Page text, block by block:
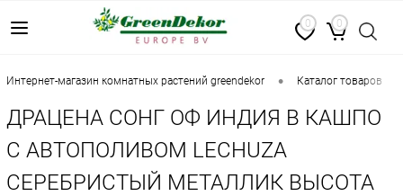
0 0
интернет-магазин комнатных растений greendekor • каталог товаров
ДРАЦЕНА СОНГ ОФ ИНДИЯ В КАШПО
С АВТОПОЛИВОМ LECHUZA
СЕРЕБРИСТЫЙ МЕТАЛЛИК ВЫСОТА